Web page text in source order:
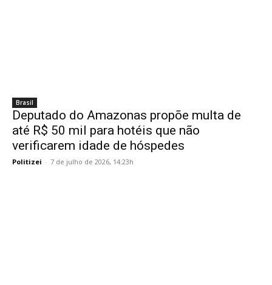
Brasil
Deputado do Amazonas propõe multa de
até R$ 50 mil para hotéis que não
verificarem idade de hóspedes
Politizei - 7 de julho de 2026, 14:23h